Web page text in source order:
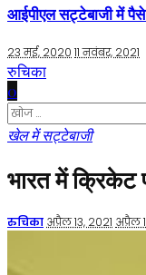
आईपीएल सट्टेबाजी में
23 मई, 2020 11 नवंबर, 2021
रुचिका
0
निम्न
को
खोजें:
खेल में सट्टेबाजी
भारत में क्रिकेट
द्वारा
गया
रुचिका अप्रैल 13, 2021 अप्रैल